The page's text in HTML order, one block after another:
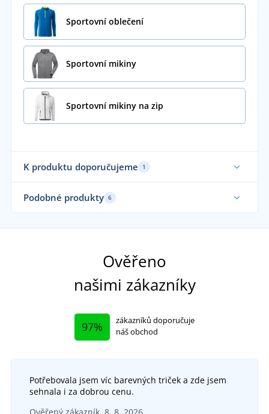
Sportovní oblečení
Sportovní mikiny
Sportovní mikiny na zip
K produktu doporučujeme 1
+2
Podobné produkty 6
Ověřeno
našimi zákazníky
97%
zákazníků doporučuje
náš obchod
Potřebovala jsem víc barevných triček a zde jsem
sehnala i za dobrou cenu.